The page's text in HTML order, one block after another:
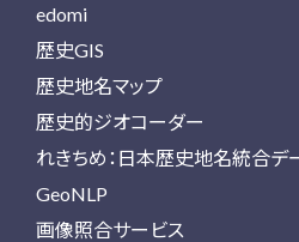
edomi
歴史GIS
歴史地名マップ
歴史的ジオコーダー
れきちめ：日本歴史地名統合デ
GeoNLP
画像照合サービス